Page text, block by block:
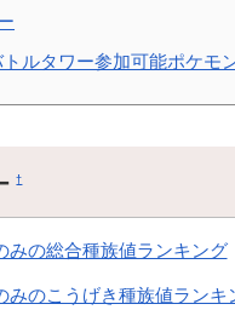
ルタワー参加可能ポケモン
†
みの総合種族値ランキング
みのこうげき種族値ランキ